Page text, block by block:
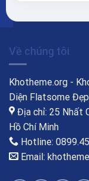
Về chúng tôi
Khotheme.org -
Diện Flatsome
Địa chỉ: 25 Nhất
Hồ Chí Minh
Hotline:
Email: